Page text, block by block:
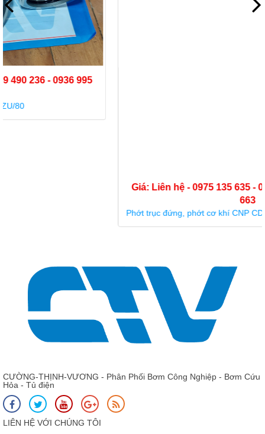
Giá: Liên hệ - 0975 135 635 - 0989 490 236 - 0936 995
Phớt trục đứng, phớt cơ khí CNP CDLF 12 - 16
CƯỜNG-THỊNH-VƯƠNG - Phân Phối Bơm Công Nghiệp - Bơm Cứu
Hỏa - Tủ điện
LIÊN HỆ VỚI CHÚNG TÔI